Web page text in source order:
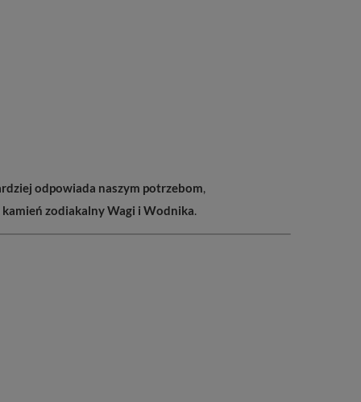
odpowiada naszym potrzebom,
zodiakalny Wagi i Wodnika.